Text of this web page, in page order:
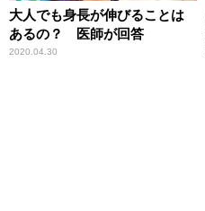
大人でも身長が伸びることは
あるの？ 医師が回答
2020.04.30